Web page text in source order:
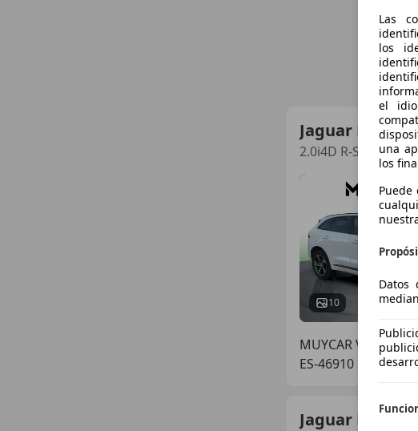
Jaguar F-Pace
2.0i4D R-Sport Aut.
10
MUYCAR VALENCIA
ES-46910 SEDAVI
Jaguar F-Pace
Las
los
el
una
los
Datos